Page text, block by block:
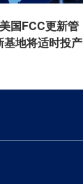
国FCC更新管
地将适时投产